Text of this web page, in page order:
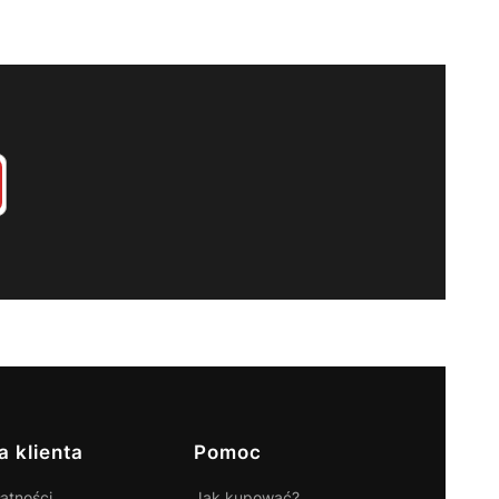
klienta Pomoc